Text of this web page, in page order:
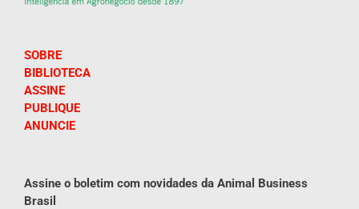
SOBRE
BIBLIOTECA
ASSINE
PUBLIQUE
ANUNCIE
Assine o boletim com novidades da Animal Business
Brasil